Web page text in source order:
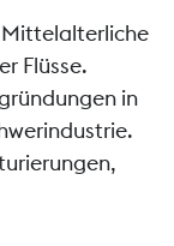
Flüsse.
in